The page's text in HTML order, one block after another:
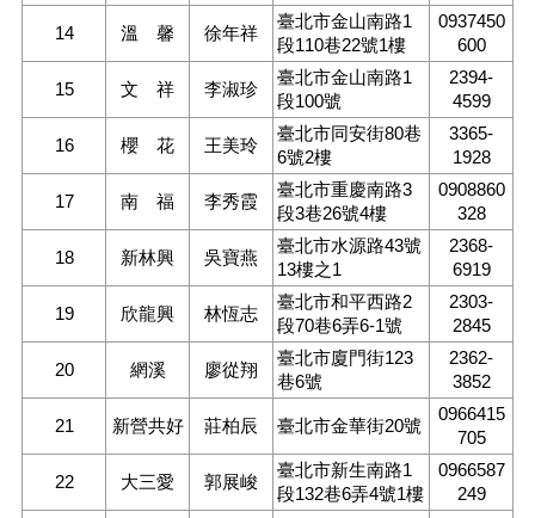
救
(Disaster
prevention
光
閒
連
檔
14 溫 馨 徐年祥
臺北市金山南路1
段110巷22號1樓
0937450
600
15 文 祥 李淑珍
臺北市金山南路1
段100號
2394-
4599
16 櫻 花 王美玲
臺北市同安街80巷
6號2樓
3365-
1928
17 南 福 李秀霞
臺北市重慶南路3
段3巷26號4樓
0908860
328
18 新林興 吳寶燕
臺北市水源路43號
13樓之1
2368-
6919
19 欣龍興 林恆志
臺北市和平西路2
段70巷6弄6-1號
2303-
2845
20 網溪 廖從翔
臺北市廈門街123
巷6號
2362-
3852
21 新營共好 莊柏辰 臺北市金華街20號
0966415
705
22 大三愛 郭展峻
臺北市新生南路1
段132巷6弄4號1樓
0966587
249